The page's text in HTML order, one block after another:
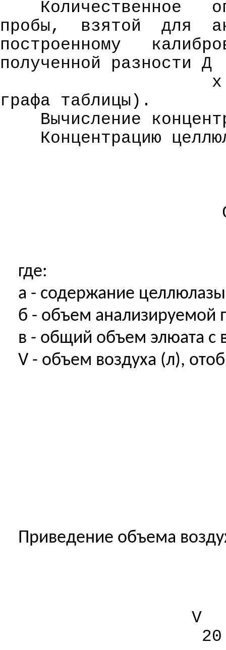
Количественное
пробы,
взятой для
построенному
полученной разности Д
х
графа таблицы).
Вычисление
Концентрацию
где:
а - содержание
б - объем анализируемой
в - общий объем элюата с
V - объем воздуха (л),
Приведение объема
V
20